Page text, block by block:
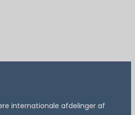
internationale afdelinger af